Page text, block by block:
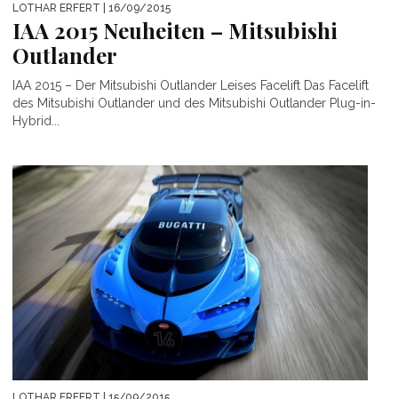
LOTHAR ERFERT | 16/09/2015
IAA 2015 Neuheiten – Mitsubishi
Outlander
IAA 2015 – Der Mitsubishi Outlander Leises Facelift Das Facelift
des Mitsubishi Outlander und des Mitsubishi Outlander Plug-in-
Hybrid...